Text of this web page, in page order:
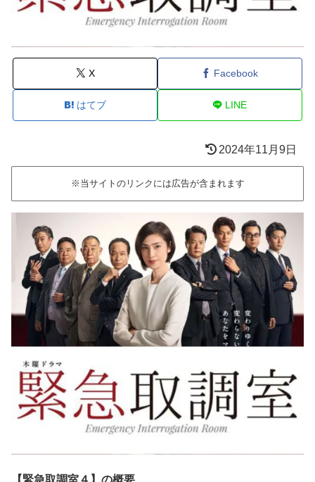
X Facebook
はてブ LINE
2024年11月9日
※当サイトのリンクには広告が含まれます